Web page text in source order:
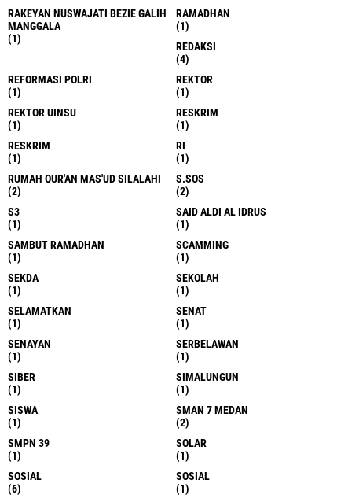
RAKEYAN NUSWAJATI BEZIE GALIH
MANGGALA
(1)
RAMADHAN
(1)
REDAKSI
(4)
REFORMASI POLRI
(1)
REKTOR
(1)
REKTOR UINSU
(1)
RESKRIM
(1)
RESKRIM
(1)
RI
(1)
RUMAH QUR'AN MAS'UD SILALAHI
(2)
S.SOS
(2)
S3
(1)
SAID ALDI AL IDRUS
(1)
SAMBUT RAMADHAN
(1)
SCAMMING
(1)
SEKDA
(1)
SEKOLAH
(1)
SELAMATKAN
(1)
SENAT
(1)
SENAYAN
(1)
SERBELAWAN
(1)
SIBER
(1)
SIMALUNGUN
(1)
SISWA
(1)
SMAN 7 MEDAN
(2)
SMPN 39
(1)
SOLAR
(1)
SOSIAL
(6)
SOSIAL
(1)